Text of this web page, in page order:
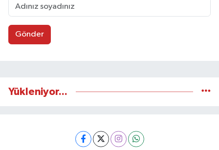
Gönder
Yükleniyor...